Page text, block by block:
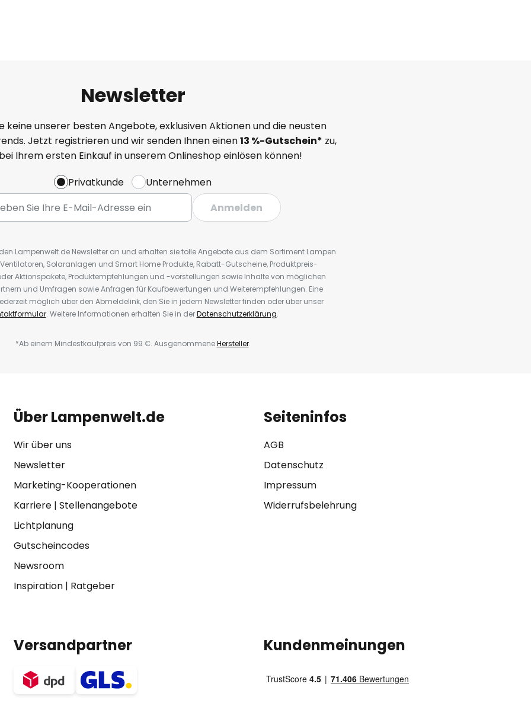
Newsletter
keine unserer besten Angebote, exklusiven Aktionen und die neusten
Jetzt registrieren und wir senden Ihnen einen13 %-Gutschein* zu,
Ihrem ersten Einkauf in unserem Onlineshop einlösen können!
Privatkunde
Unternehmen
Anmelden
Lampenwelt.de Newsletter an und erhalten sie tolle Angebote aus dem Sortiment Lampen
Solaranlagen und Smart Home Produkte, Rabatt-Gutscheine, Produktpreis-
Aktionspakete, Produktempfehlungen und -vorstellungen sowie Inhalte von möglichen
und Umfragen sowie Anfragen für Kaufbewertungen und Weiterempfehlungen. Eine
möglich über den Abmeldelink, den Sie in jedem Newsletter finden oder über unser
. Weitere Informationen erhalten Sie in derDatenschutzerklärung.
*Ab einem Mindestkaufpreis von 99 €. AusgenommeneHersteller.
Über Lampenwelt.de
Wir über uns
Newsletter
Marketing-Kooperationen
Karriere| Stellenangebote
Lichtplanung
Gutscheincodes
Newsroom
Inspiration| Ratgeber
Seiteninfos
AGB
Datenschutz
Impressum
Widerrufsbelehrung
Versandpartner Kundenmeinungen